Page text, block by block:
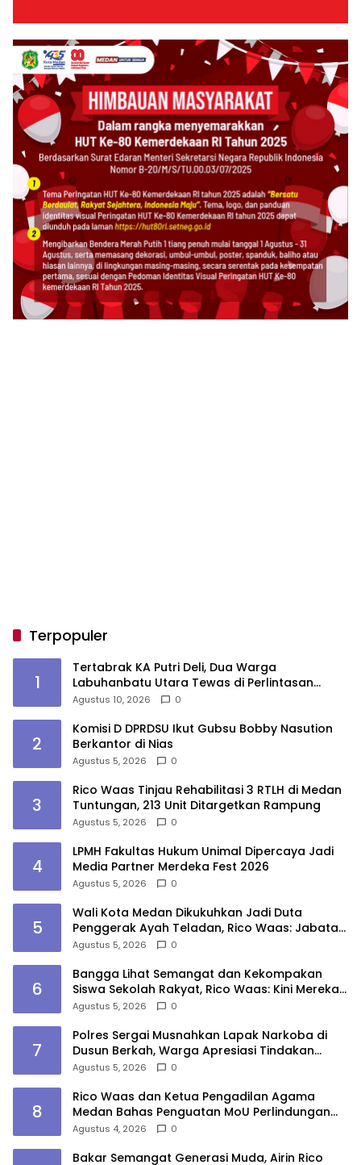
Terpopuler
1
Tertabrak KA Putri Deli, Dua Warga
Labuhanbatu Utara Tewas di Perlintasan
Tanpa Palang Perbaungan
Agustus 10, 2026 0
2
Komisi D DPRDSU Ikut Gubsu Bobby Nasution
Berkantor di Nias
Agustus 5, 2026 0
3
Rico Waas Tinjau Rehabilitasi 3 RTLH di Medan
Tuntungan, 213 Unit Ditargetkan Rampung
Agustus 5, 2026 0
4
LPMH Fakultas Hukum Unimal Dipercaya Jadi
Media Partner Merdeka Fest 2026
Agustus 5, 2026 0
5
Wali Kota Medan Dikukuhkan Jadi Duta
Penggerak Ayah Teladan, Rico Waas: Jabatan
Tertinggi Pria Dalam Keluarga
Agustus 5, 2026 0
6
Bangga Lihat Semangat dan Kekompakan
Siswa Sekolah Rakyat, Rico Waas: Kini Mereka
Berani Bermimpi Besar
Agustus 5, 2026 0
7
Polres Sergai Musnahkan Lapak Narkoba di
Dusun Berkah, Warga Apresiasi Tindakan
Tegas Aparat
Agustus 5, 2026 0
8
Rico Waas dan Ketua Pengadilan Agama
Medan Bahas Penguatan MoU Perlindungan
Hak Anak dan Perempuan Pasca Perceraian
Agustus 4, 2026 0
Bakar Semangat Generasi Muda, Airin Rico